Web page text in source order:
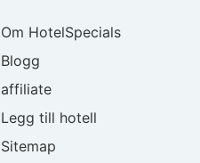
Om HotelSpecials
Blogg
affiliate
Legg till hotell
Sitemap